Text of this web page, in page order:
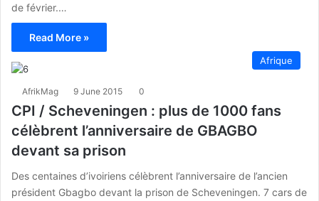
de février.…
Read More »
Afrique
AfrikMag 9 June 2015 0
CPI / Scheveningen : plus de 1000 fans
célèbrent l’anniversaire de GBAGBO
devant sa prison
Des centaines d’ivoiriens célèbrent l’anniversaire de l’ancien
président Gbagbo devant la prison de Scheveningen. 7 cars de